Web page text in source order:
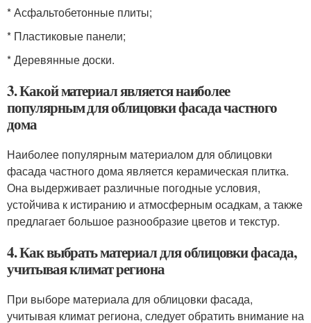
* Асфальтобетонные плиты;
* Пластиковые панели;
* Деревянные доски.
3. Какой материал является наиболее
популярным для облицовки фасада частного
дома
Наиболее популярным материалом для облицовки
фасада частного дома является керамическая плитка.
Она выдерживает различные погодные условия,
устойчива к истиранию и атмосферным осадкам, а также
предлагает большое разнообразие цветов и текстур.
4. Как выбрать материал для облицовки фасада,
учитывая климат региона
При выборе материала для облицовки фасада,
учитывая климат региона, следует обратить внимание на